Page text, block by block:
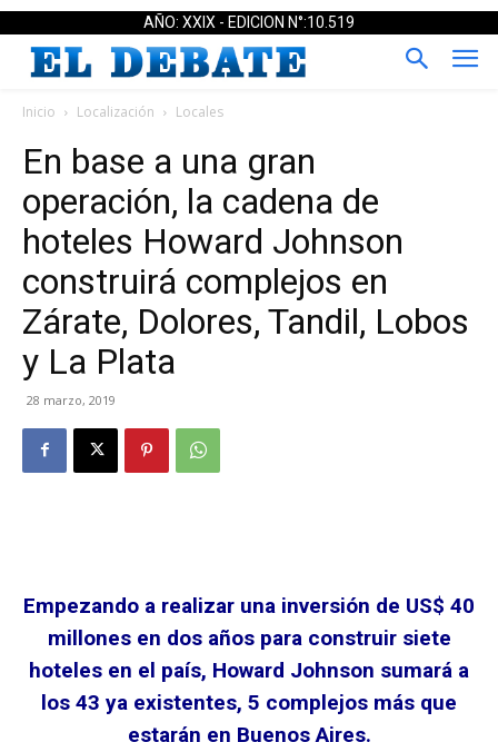
AÑO: XXIX - EDICION N°:10.519
Inicio Localización Locales
En base a una gran
operación, la cadena de
hoteles Howard Johnson
construirá complejos en
Zárate, Dolores, Tandil, Lobos
y La Plata
28 marzo, 2019
Empezando a realizar una inversión de US$ 40
millones en dos años para construir siete
hoteles en el país, Howard Johnson sumará a
los 43 ya existentes, 5 complejos más que
estarán en Buenos Aires.